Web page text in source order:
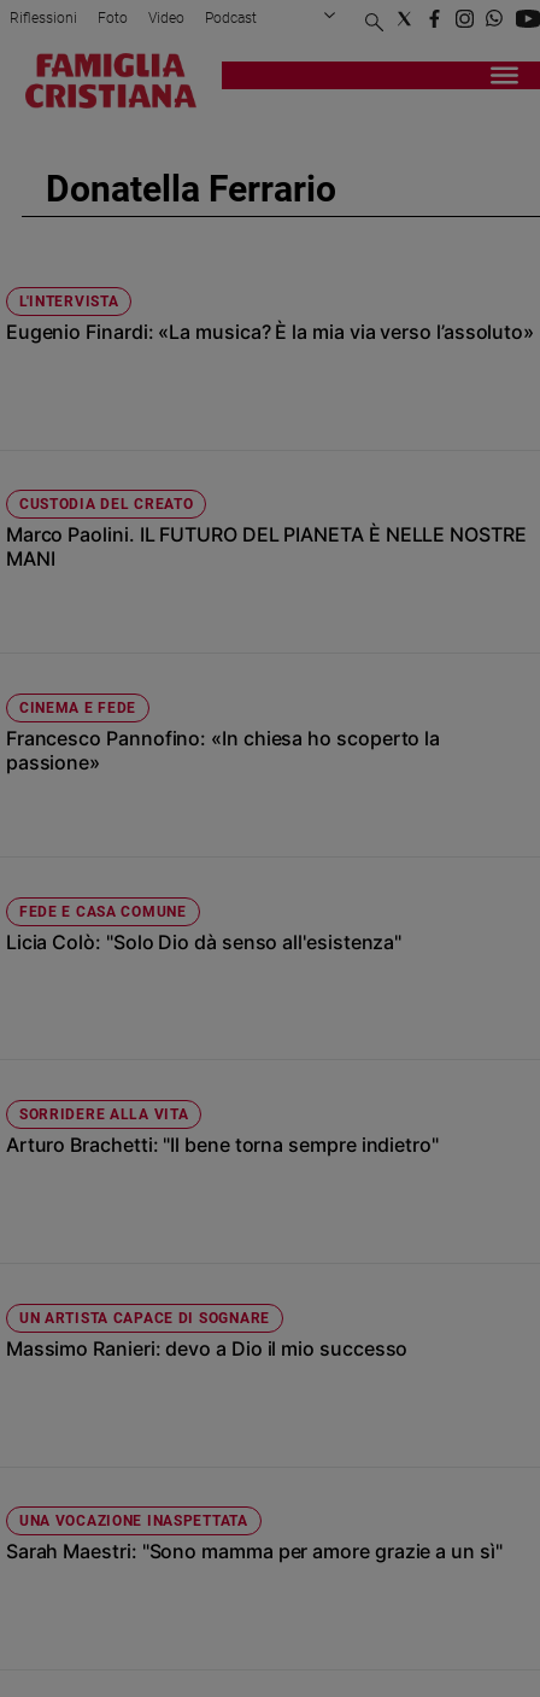
Attualità
Politica
Mondo
e
giustizia
Papa
Chiesa
Santi
Devozione
e
Santo
del
e
Creato
Caso
della
Costume
Riflessioni Foto Video Podcast
Privacy Policy Chi siamo
Registrati Redazione
Donatella Ferrario
L'INTERVISTA
Eugenio Finardi: «La musica? È la mia via verso l’assoluto»
CUSTODIA DEL CREATO
Marco Paolini. IL FUTURO DEL PIANETA È NELLE NOSTRE
MANI
CINEMA E FEDE
Francesco Pannofino: «In chiesa ho scoperto la
passione»
FEDE E CASA COMUNE
Licia Colò: "Solo Dio dà senso all'esistenza"
SORRIDERE ALLA VITA
Arturo Brachetti: "Il bene torna sempre indietro"
UN ARTISTA CAPACE DI SOGNARE
Massimo Ranieri: devo a Dio il mio successo
UNA VOCAZIONE INASPETTATA
Sarah Maestri: "Sono mamma per amore grazie a un sì"